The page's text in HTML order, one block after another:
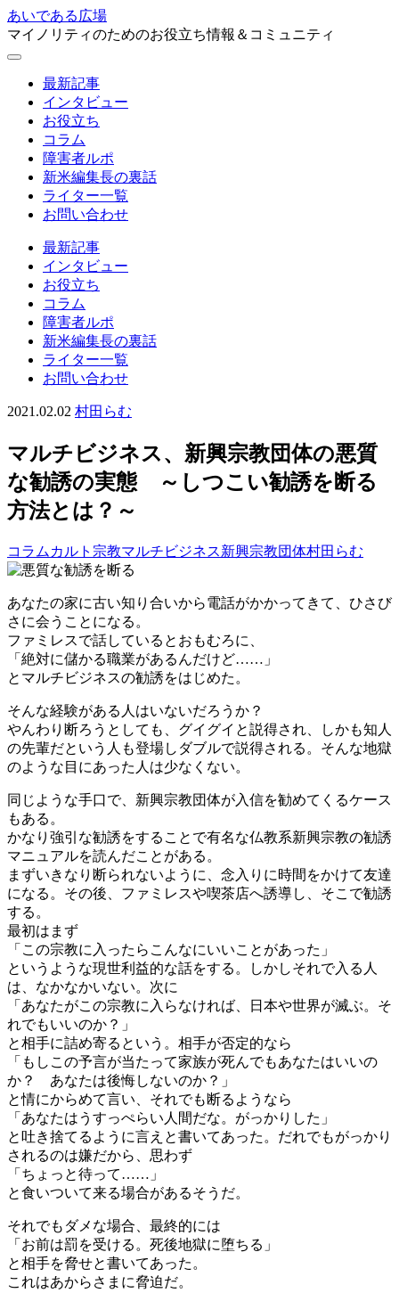
あいである広場
マイノリティのためのお役立ち情報＆コミュニティ
最新記事
インタビュー
お役立ち
コラム
障害者ルポ
新米編集長の裏話
ライター一覧
お問い合わせ
最新記事
インタビュー
お役立ち
コラム
障害者ルポ
新米編集長の裏話
ライター一覧
お問い合わせ
2021.02.02 村田らむ
マルチビジネス、新興宗教団体の悪質
な勧誘の実態 ～しつこい勧誘を断る
方法とは？～
コラム カルト宗教マルチビジネス新興宗教団体村田らむ
あなたの家に古い知り合いから電話がかかってきて、ひさび
さに会うことになる。
ファミレスで話しているとおもむろに、
「絶対に儲かる職業があるんだけど……」
とマルチビジネスの勧誘をはじめた。
そんな経験がある人はいないだろうか？
やんわり断ろうとしても、グイグイと説得され、しかも知人
の先輩だという人も登場しダブルで説得される。そんな地獄
のような目にあった人は少なくない。
同じような手口で、新興宗教団体が入信を勧めてくるケース
もある。
かなり強引な勧誘をすることで有名な仏教系新興宗教の勧誘
マニュアルを読んだことがある。
まずいきなり断られないように、念入りに時間をかけて友達
になる。その後、ファミレスや喫茶店へ誘導し、そこで勧誘
する。
最初はまず
「この宗教に入ったらこんなにいいことがあった」
というような現世利益的な話をする。しかしそれで入る人
は、なかなかいない。次に
「あなたがこの宗教に入らなければ、日本や世界が滅ぶ。そ
れでもいいのか？」
と相手に詰め寄るという。相手が否定的なら
「もしこの予言が当たって家族が死んでもあなたはいいの
か？ あなたは後悔しないのか？」
と情にからめて言い、それでも断るようなら
「あなたはうすっぺらい人間だな。がっかりした」
と吐き捨てるように言えと書いてあった。だれでもがっかり
されるのは嫌だから、思わず
「ちょっと待って……」
と食いついて来る場合があるそうだ。
それでもダメな場合、最終的には
「お前は罰を受ける。死後地獄に堕ちる」
と相手を脅せと書いてあった。
これはあからさまに脅迫だ。